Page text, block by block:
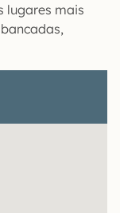
lugares mais